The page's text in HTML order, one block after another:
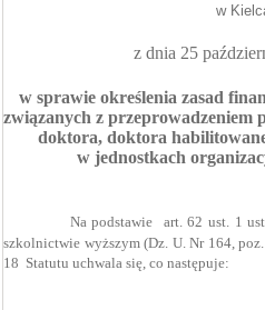
w
z dnia 25
w sprawie określenia zasad
związanych z przeprowadzeniem
doktora, doktora
w jednostkach
Na podstawie art. 62 ust. 1
szkolnictwie wyższym (Dz. U. Nr 164,
18 Statutu uchwala się, co następuje: